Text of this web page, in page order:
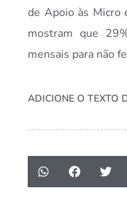
de Apoio às Micro
mostram que
mensais para não
ADICIONE O TEXTO